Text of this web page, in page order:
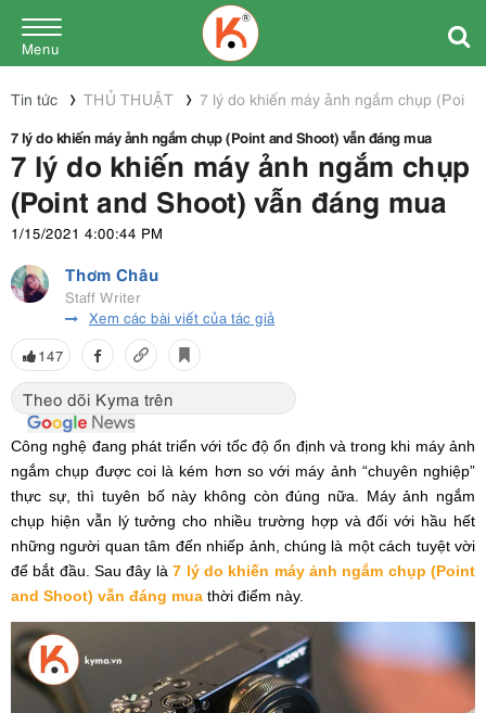
Menu
Tin tức THỦ THUẬT
7 lý do khiến máy ảnh ngắm chụp (Point
7 lý do khiến máy ảnh ngắm chụp (Point and Shoot) vẫn đáng mua
7 lý do khiến máy ảnh ngắm chụp
(Point and Shoot) vẫn đáng mua
1/15/2021 4:00:44 PM
Thơm Châu
Staff Writer
Xem các bài viết của tác giả
147
Theo dõi Kyma trên
Công nghệ đang phát triển với tốc độ ổn định và trong khi máy ảnh
ngắm chụp được coi là kém hơn so với máy ảnh “chuyên nghiệp”
thực sự, thì tuyên bố này không còn đúng nữa. Máy ảnh ngắm
chụp hiện vẫn lý tưởng cho nhiều trường hợp và đối với hầu hết
những người quan tâm đến nhiếp ảnh, chúng là một cách tuyệt vời
để bắt đầu. Sau đây là7 lý do khiến máy ảnh ngắm chụp (Point
and Shoot) vẫn đáng mua thời điểm này.